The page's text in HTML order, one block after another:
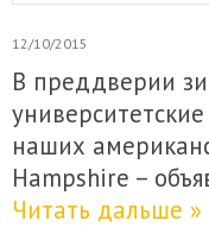
12/10/2015
В преддверии
наших
Hampshire –
Читать дальше »